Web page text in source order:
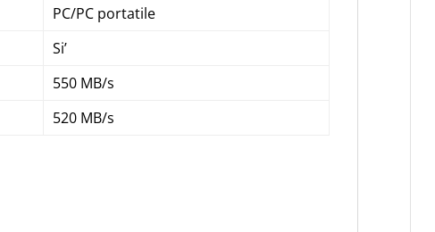
PC/PC portatile
Si’
550 MB/s
520 MB/s